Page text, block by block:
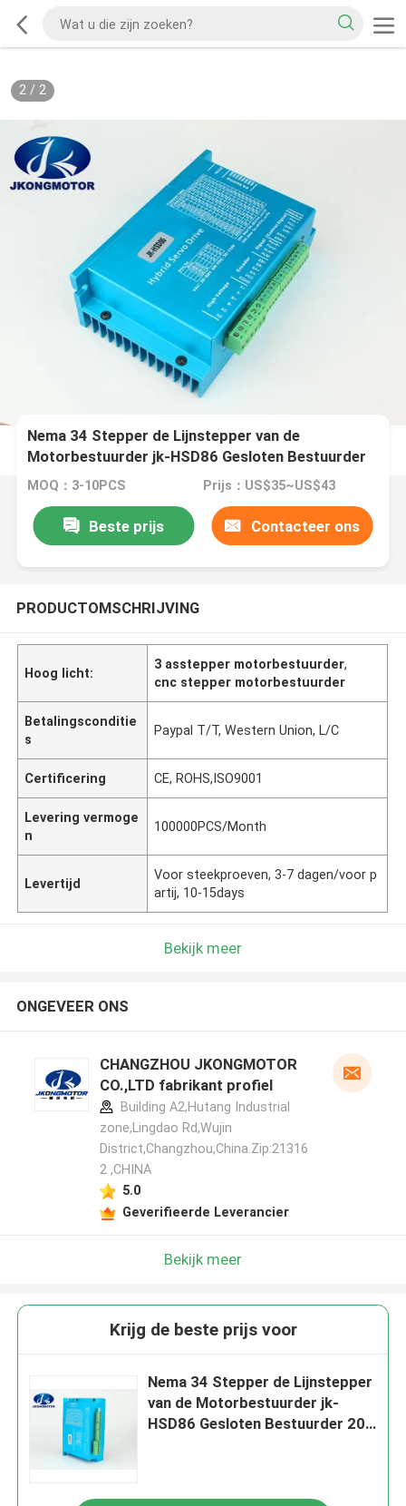
2/ 2
Nema 34 Stepper de Lijnstepper van de
Motorbestuurder jk-HSD86 Gesloten Bestuurder
20V ~ 80VDC 0.1A - 10A
MOQ：3-10PCS Prijs：US$35~US$43
Beste prijs Contacteer ons
PRODUCTOMSCHRIJVING
Hoog licht:
3 asstepper motorbestuurder,
cnc stepper motorbestuurder
Betalingsconditie
s
Paypal T/T, Western Union, L/C
Certificering CE, ROHS,ISO9001
Levering vermoge
n
100000PCS/Month
Levertijd
Voor steekproeven, 3-7 dagen/voor p
artij, 10-15days
Bekijk meer
ONGEVEER ONS
CHANGZHOU JKONGMOTOR
CO.,LTD fabrikant profiel
Building A2,Hutang Industrial
zone,Lingdao Rd,Wujin
District,Changzhou,China.Zip:21316
2 ,CHINA
5.0
Geverifieerde Leverancier
Bekijk meer
Krijg de beste prijs voor
Nema 34 Stepper de Lijnstepper
van de Motorbestuurder jk-
HSD86 Gesloten Bestuurder 20V